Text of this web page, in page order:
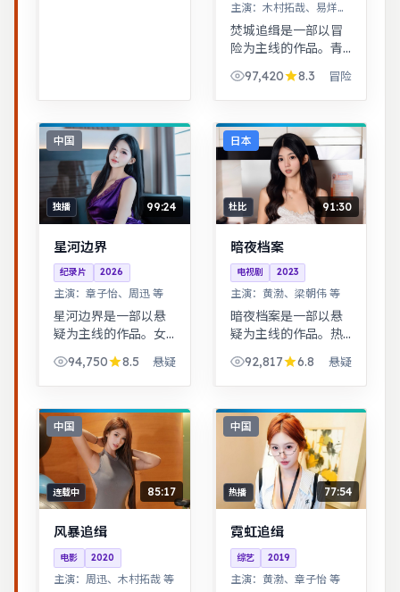
主演： 木村拓哉、易烊千
玺 等
焚城追缉是一部以冒
险为主线的作品。青
春群像刻画校园与初
入社会的迷茫，细腻
温暖。历史背景下的
小人物命运，细节考
究，叙事沉稳。
97,420 8.3 冒险
中国
独播 99:24
星河边界
纪录片 2026
主演： 章子怡、周迅 等
星河边界是一部以悬
疑为主线的作品。女
性视角下的职场与家
庭平衡议题，台词犀
利，共鸣感强。平凡
小人物在时代浪潮里
做出艰难抉择，最终
与自我和解。
94,750 8.5 悬疑
日本
杜比 91:30
暗夜档案
电视剧 2023
主演： 黄渤、梁朝伟 等
暗夜档案是一部以悬
疑为主线的作品。热
血与幽默并存，友情
与信念贯穿始终，适
合全家观看。音乐与
舞蹈推动剧情，舞台
感强，视听体验突
出。
92,817 6.8 悬疑
中国
连载中 85:17
风暴追缉
电影 2020
主演： 周迅、木村拓哉 等
中国
热播 77:54
霓虹追缉
综艺 2019
主演： 黄渤、章子怡 等